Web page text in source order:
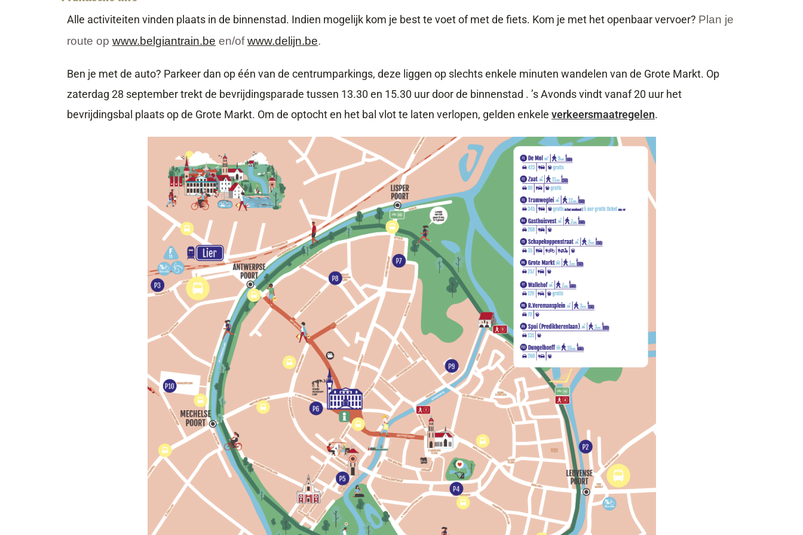
Alle activiteiten vinden plaats in de binnenstad. Indien mogelijk kom je best te voet of met de fiets. Kom je met het openbaar vervoer? Plan je
route op www.belgiantrain.be en/ofwww.delijn.be.
Ben je met de auto? Parkeer dan op één van de centrumparkings, deze liggen op slechts enkele minuten wandelen van de Grote Markt. Op
zaterdag 28 september trekt de bevrijdingsparade tussen 13.30 en 15.30 uur door de binnenstad . ’s Avonds vindt vanaf 20 uur het
bevrijdingsbal plaats op de Grote Markt. Om de optocht en het bal vlot te laten verlopen, gelden enkele verkeersmaatregelen.